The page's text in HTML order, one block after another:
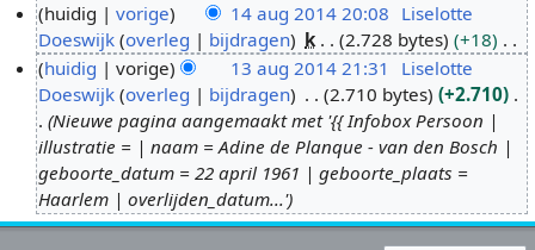
4
1
huidig vorige 14 aug 2014 20:08 Liselotte
Doeswijk overleg bijdragen k 2.728 bytes
+18
G
e
n
b
e
w
2
huidig vorige 13 aug 2014 21:31
Liselotte
Doeswijk overleg bijdragen 2.710 bytes
+2.710
Nieuwe pagina aangemaakt met '{{ Infobox Persoon |
illustratie = | naam = Adine de Planque - van den Bosch |
geboorte_datum = 22 april 1961 | geboorte_plaats =
Haarlem | overlijden_datum...'